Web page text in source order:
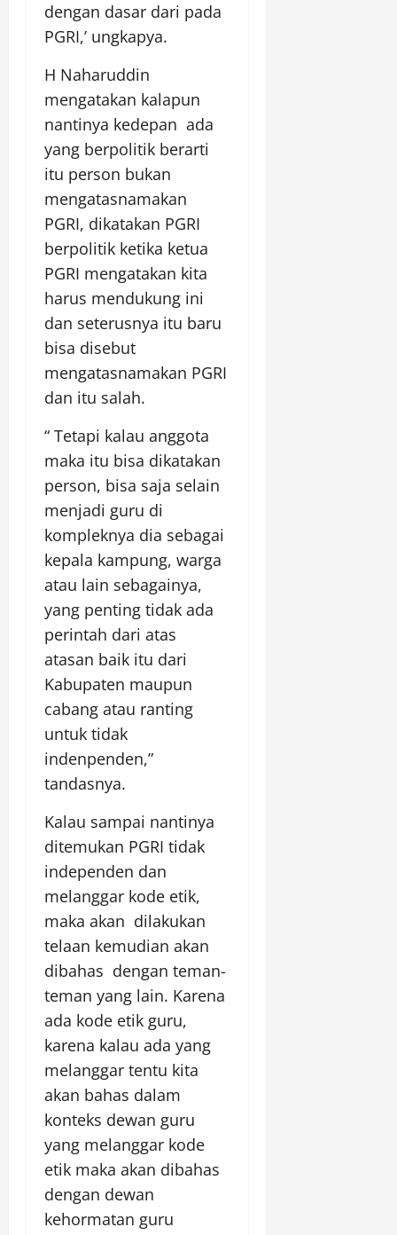
dengan dasar dari pada
PGRI,’ ungkapya.
H Naharuddin
mengatakan kalapun
nantinya kedepan ada
yang berpolitik berarti
itu person bukan
mengatasnamakan
PGRI, dikatakan PGRI
berpolitik ketika ketua
PGRI mengatakan kita
harus mendukung ini
dan seterusnya itu baru
bisa disebut
mengatasnamakan PGRI
dan itu salah.
“ Tetapi kalau anggota
maka itu bisa dikatakan
person, bisa saja selain
menjadi guru di
kompleknya dia sebagai
kepala kampung, warga
atau lain sebagainya,
yang penting tidak ada
perintah dari atas
atasan baik itu dari
Kabupaten maupun
cabang atau ranting
untuk tidak
indenpenden,”
tandasnya.
Kalau sampai nantinya
ditemukan PGRI tidak
independen dan
melanggar kode etik,
maka akan dilakukan
telaan kemudian akan
dibahas dengan teman-
teman yang lain. Karena
ada kode etik guru,
karena kalau ada yang
melanggar tentu kita
akan bahas dalam
konteks dewan guru
yang melanggar kode
etik maka akan dibahas
dengan dewan
kehormatan guru